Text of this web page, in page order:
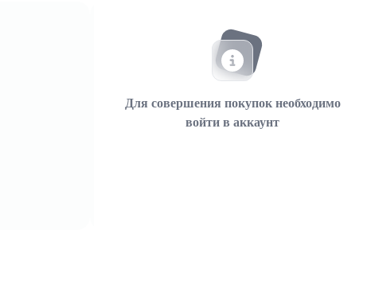
Для совершения покупок необходимо
войти в аккаунт